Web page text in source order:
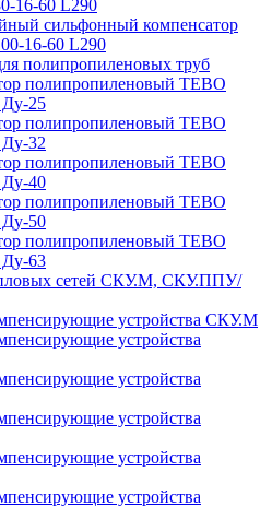
16-60 L290
сильфонный компенсатор
16-60 L290
полипропиленовых труб
полипропиленовый TEBO
Ду-25
полипропиленовый TEBO
32
полипропиленовый TEBO
Ду-40
полипропиленовый TEBO
Ду-50
полипропиленовый TEBO
Ду-63
сетей СКУ.М, СКУ.ППУ/
устройства СКУ.М
устройства
устройства
устройства
устройства
устройства